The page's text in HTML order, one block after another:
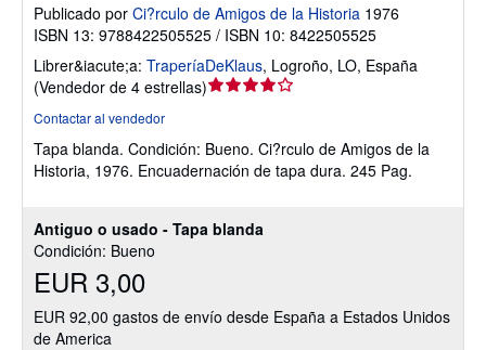
Antiguo o usado - Tapa blanda
Condición: Bueno
EUR 3,00
EUR 92,00 gastos de envío desde España a Estados Unidos
de America
Publicado por Ci?rculo de Amigos de la Historia 1976
ISBN 13: 9788422505525 / ISBN 10: 8422505525
Librer&iacute;a: TraperíaDeKlaus, Logroño, LO, España
(Vendedor de 4 estrellas)Calificación
4
de
Contactar al vendedor
Tapa blanda. Condición: Bueno. Ci?rculo de Amigos de la
Historia, 1976. Encuadernación de tapa dura. 245 Pag.